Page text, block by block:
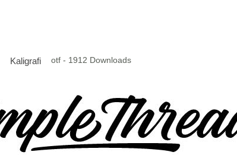
Kaligrafi otf - 1912 Downloads